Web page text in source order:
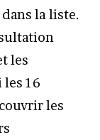
la liste.
les
16
les